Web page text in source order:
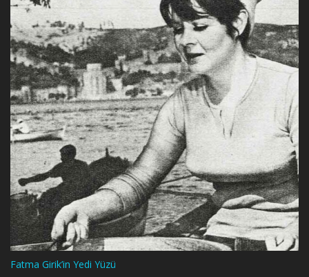
Fatma Girik’in Yedi Yüzü